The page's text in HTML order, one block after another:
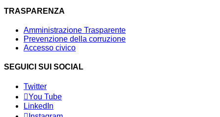
TRASPARENZA
Amministrazione Trasparente
Prevenzione della corruzione
Accesso civico
SEGUICI SUI SOCIAL
Twitter
You Tube
LinkedIn